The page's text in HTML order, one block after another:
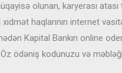
olunan, karyerası
haqlarının internet
Kapital Bankın online
ödəniş kodunuzu və